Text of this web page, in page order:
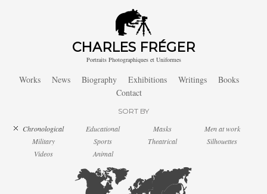
CHARLES FRÉGER
Portraits Photographiques et Uniformes
Works News Biography Exhibitions Writings
Books
Contact
SORT BY
Chronological Educational Masks
Men at work
Military
Sports Theatrical
Silhouettes
Videos
Animal